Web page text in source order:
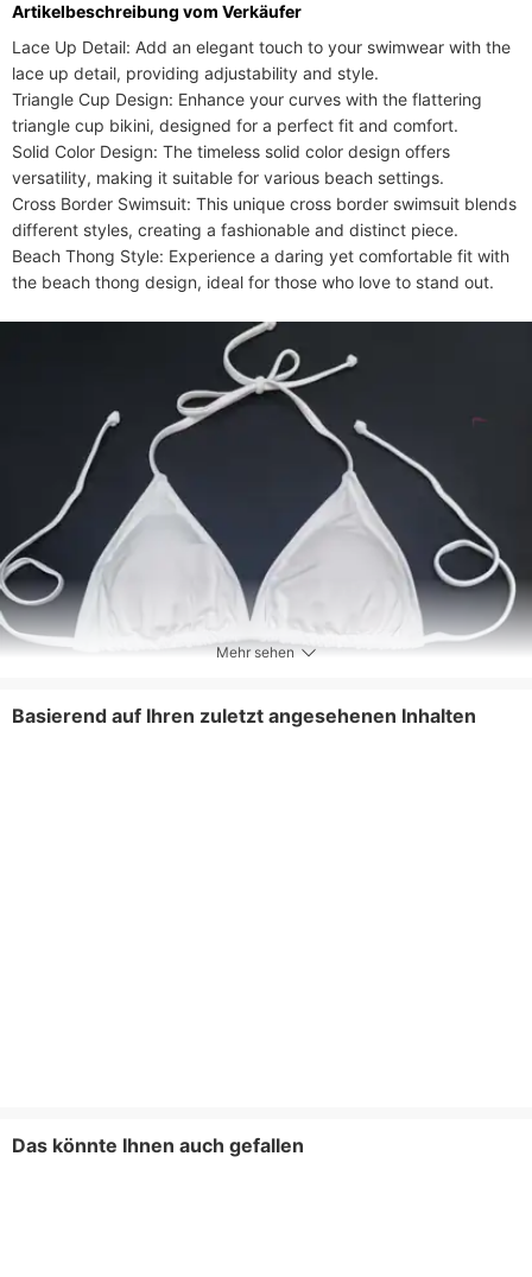
Artikelbeschreibung vom Verkäufer
Lace Up Detail: Add an elegant touch to your swimwear with the
lace up detail, providing adjustability and style.
Triangle Cup Design: Enhance your curves with the flattering
triangle cup bikini, designed for a perfect fit and comfort.
Solid Color Design: The timeless solid color design offers
versatility, making it suitable for various beach settings.
Cross Border Swimsuit: This unique cross border swimsuit blends
different styles, creating a fashionable and distinct piece.
Beach Thong Style: Experience a daring yet comfortable fit with
the beach thong design, ideal for those who love to stand out.
Mehr sehen
Basierend auf Ihren zuletzt angesehenen Inhalten
Das könnte Ihnen auch gefallen